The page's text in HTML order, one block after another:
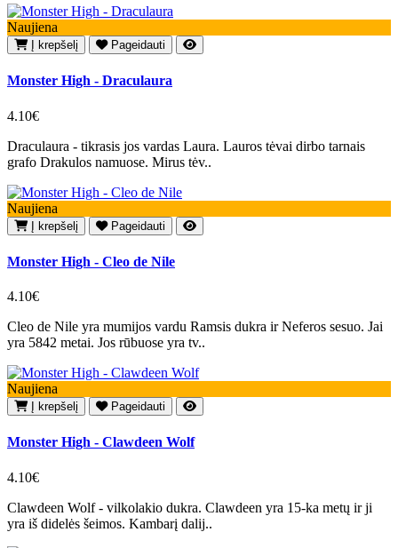
Naujiena
Į krepšelį Pageidauti
Monster High - Draculaura
4.10€
Draculaura - tikrasis jos vardas Laura. Lauros tėvai dirbo tarnais
grafo Drakulos namuose. Mirus tėv..
Naujiena
Į krepšelį Pageidauti
Monster High - Cleo de Nile
4.10€
Cleo de Nile yra mumijos vardu Ramsis dukra ir Neferos sesuo. Jai
yra 5842 metai. Jos rūbuose yra tv..
Naujiena
Į krepšelį Pageidauti
Monster High - Clawdeen Wolf
4.10€
Clawdeen Wolf - vilkolakio dukra. Clawdeen yra 15-ka metų ir ji
yra iš didelės šeimos. Kambarį dalij..